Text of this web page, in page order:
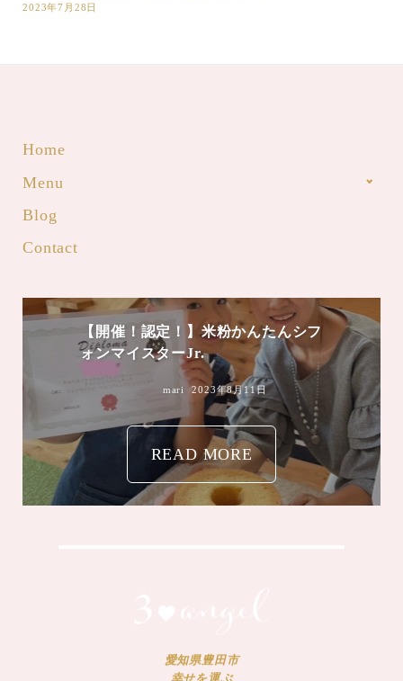
2023年7月28日
Home
Menu
Blog
Contact
mari 2023年8月4日
愛知県豊田市
幸せを運ぶ